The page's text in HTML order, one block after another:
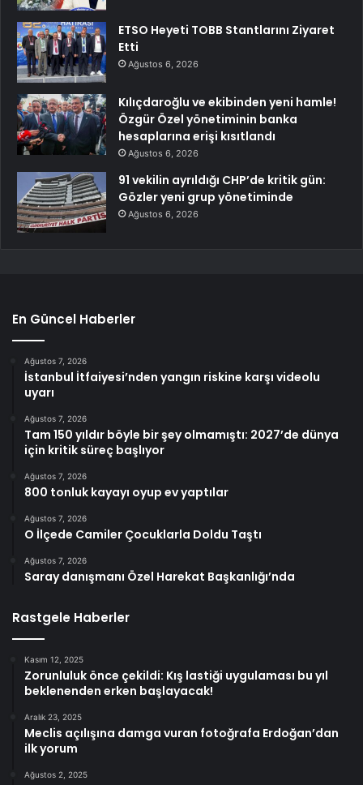
ETSO Heyeti TOBB Stantlarını Ziyaret
Etti
Ağustos 6, 2026
Kılıçdaroğlu ve ekibinden yeni hamle!
Özgür Özel yönetiminin banka
hesaplarına erişi kısıtlandı
Ağustos 6, 2026
91 vekilin ayrıldığı CHP’de kritik gün:
Gözler yeni grup yönetiminde
Ağustos 6, 2026
En Güncel Haberler
Ağustos 7, 2026
İstanbul İtfaiyesi’nden yangın riskine karşı videolu
uyarı
Ağustos 7, 2026
Tam 150 yıldır böyle bir şey olmamıştı: 2027’de dünya
için kritik süreç başlıyor
Ağustos 7, 2026
800 tonluk kayayı oyup ev yaptılar
Ağustos 7, 2026
O İlçede Camiler Çocuklarla Doldu Taştı
Ağustos 7, 2026
Saray danışmanı Özel Harekat Başkanlığı’nda
Rastgele Haberler
Kasım 12, 2025
Zorunluluk önce çekildi: Kış lastiği uygulaması bu yıl
beklenenden erken başlayacak!
Aralık 23, 2025
Meclis açılışına damga vuran fotoğrafa Erdoğan’dan
ilk yorum
Ağustos 2, 2025